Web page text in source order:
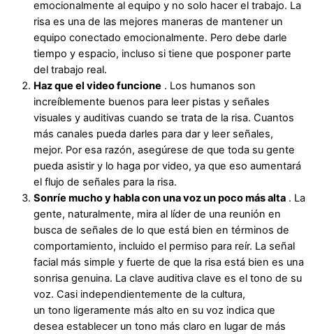
emocionalmente al equipo y no solo hacer el trabajo. La
risa es una de las mejores maneras de mantener un
equipo conectado emocionalmente. Pero debe darle
tiempo y espacio, incluso si tiene que posponer parte
del trabajo real.
Haz que el video funcione . Los humanos son
increíblemente buenos para leer pistas y señales
visuales y auditivas cuando se trata de la risa. Cuantos
más canales pueda darles para dar y leer señales,
mejor. Por esa razón, asegúrese de que toda su gente
pueda asistir y lo haga por video, ya que eso aumentará
el flujo de señales para la risa.
Sonríe mucho y habla con una voz un poco más alta . La
gente, naturalmente, mira al líder de una reunión en
busca de señales de lo que está bien en términos de
comportamiento, incluido el permiso para reír. La señal
facial más simple y fuerte de que la risa está bien es una
sonrisa genuina. La clave auditiva clave es el tono de su
voz. Casi independientemente de la cultura,
un tono ligeramente más alto en su voz indica que
desea establecer un tono más claro en lugar de más